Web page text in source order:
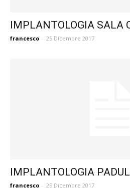
IMPLANTOLOGIA SALA
francesco - 25 Dicembre 2017
IMPLANTOLOGIA
francesco - 25 Dicembre 2017